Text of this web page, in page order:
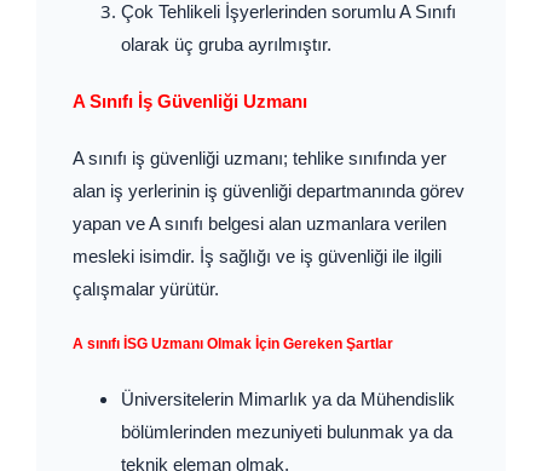
Çok Tehlikeli İşyerlerinden sorumlu A Sınıfı
olarak üç gruba ayrılmıştır.
A Sınıfı İş Güvenliği Uzmanı
A sınıfı iş güvenliği uzmanı; tehlike sınıfında yer
alan iş yerlerinin iş güvenliği departmanında görev
yapan ve A sınıfı belgesi alan uzmanlara verilen
mesleki isimdir. İş sağlığı ve iş güvenliği ile ilgili
çalışmalar yürütür.
A sınıfı İSG Uzmanı Olmak İçin Gereken Şartlar
Üniversitelerin Mimarlık ya da Mühendislik
bölümlerinden mezuniyeti bulunmak ya da
teknik eleman olmak,